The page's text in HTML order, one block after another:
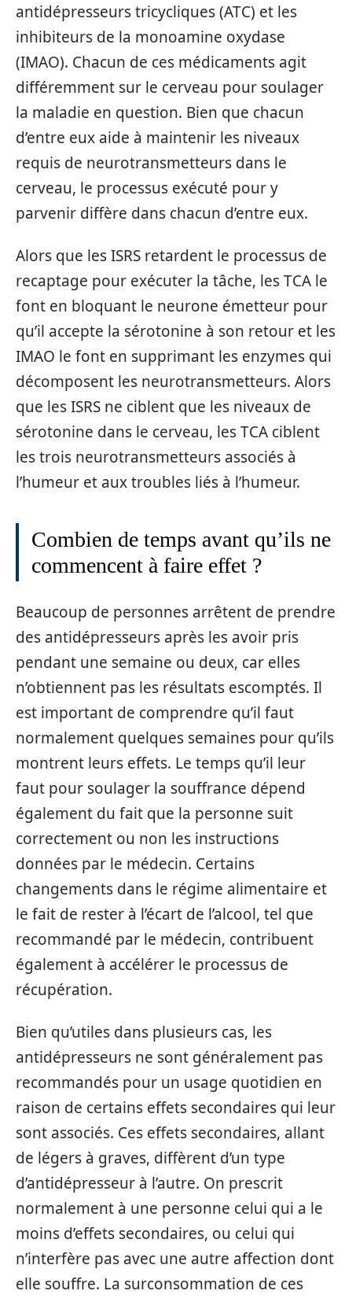
antidépresseurs tricycliques (ATC) et les
inhibiteurs de la monoamine oxydase
(IMAO). Chacun de ces médicaments agit
différemment sur le cerveau pour soulager
la maladie en question. Bien que chacun
d’entre eux aide à maintenir les niveaux
requis de neurotransmetteurs dans le
cerveau, le processus exécuté pour y
parvenir diffère dans chacun d’entre eux.
Alors que les ISRS retardent le processus de
recaptage pour exécuter la tâche, les TCA le
font en bloquant le neurone émetteur pour
qu’il accepte la sérotonine à son retour et les
IMAO le font en supprimant les enzymes qui
décomposent les neurotransmetteurs. Alors
que les ISRS ne ciblent que les niveaux de
sérotonine dans le cerveau, les TCA ciblent
les trois neurotransmetteurs associés à
l’humeur et aux troubles liés à l’humeur.
Combien de temps avant qu’ils ne
commencent à faire effet ?
Beaucoup de personnes arrêtent de prendre
des antidépresseurs après les avoir pris
pendant une semaine ou deux, car elles
n’obtiennent pas les résultats escomptés. Il
est important de comprendre qu’il faut
normalement quelques semaines pour qu’ils
montrent leurs effets. Le temps qu’il leur
faut pour soulager la souffrance dépend
également du fait que la personne suit
correctement ou non les instructions
données par le médecin. Certains
changements dans le régime alimentaire et
le fait de rester à l’écart de l’alcool, tel que
recommandé par le médecin, contribuent
également à accélérer le processus de
récupération.
Bien qu’utiles dans plusieurs cas, les
antidépresseurs ne sont généralement pas
recommandés pour un usage quotidien en
raison de certains effets secondaires qui leur
sont associés. Ces effets secondaires, allant
de légers à graves, diffèrent d’un type
d’antidépresseur à l’autre. On prescrit
normalement à une personne celui qui a le
moins d’effets secondaires, ou celui qui
n’interfère pas avec une autre affection dont
elle souffre. La surconsommation de ces